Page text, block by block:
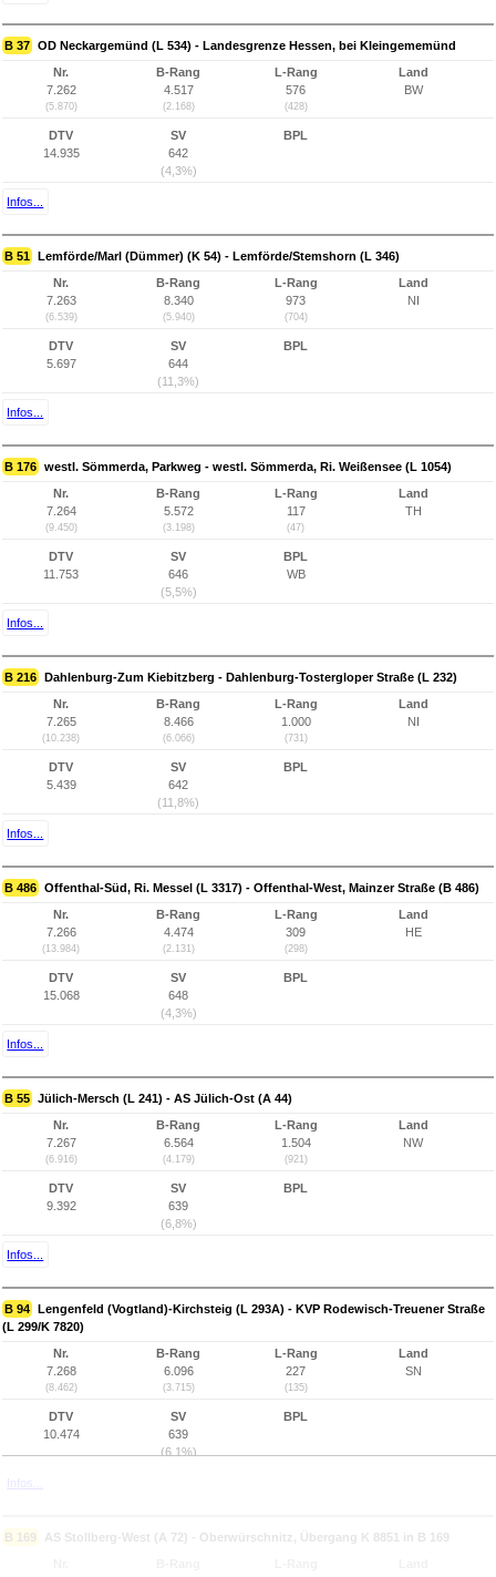
B 37 OD Neckargemünd (L 534) - Landesgrenze Hessen, bei Kleingememünd
Nr.
7.262
(5.870)
B-Rang
4.517
(2.168)
L-Rang
576
(428)
Land
BW
DTV
14.935
SV
642
(4,3%)
BPL
Infos...
B 51 Lemförde/Marl (Dümmer) (K 54) - Lemförde/Stemshorn (L 346)
Nr.
7.263
(6.539)
B-Rang
8.340
(5.940)
L-Rang
973
(704)
Land
NI
DTV
5.697
SV
644
(11,3%)
BPL
Infos...
B 176 westl. Sömmerda, Parkweg - westl. Sömmerda, Ri. Weißensee (L 1054)
Nr.
7.264
(9.450)
B-Rang
5.572
(3.198)
L-Rang
117
(47)
Land
TH
DTV
11.753
SV
646
(5,5%)
BPL
WB
Infos...
B 216 Dahlenburg-Zum Kiebitzberg - Dahlenburg-Tostergloper Straße (L 232)
Nr.
7.265
(10.238)
B-Rang
8.466
(6.066)
L-Rang
1.000
(731)
Land
NI
DTV
5.439
SV
642
(11,8%)
BPL
Infos...
B 486 Offenthal-Süd, Ri. Messel (L 3317) - Offenthal-West, Mainzer Straße (B 486)
Nr.
7.266
(13.984)
B-Rang
4.474
(2.131)
L-Rang
309
(298)
Land
HE
DTV
15.068
SV
648
(4,3%)
BPL
Infos...
B 55 Jülich-Mersch (L 241) - AS Jülich-Ost (A 44)
Nr.
7.267
(6.916)
B-Rang
6.564
(4.179)
L-Rang
1.504
(921)
Land
NW
DTV
9.392
SV
639
(6,8%)
BPL
Infos...
B 94 Lengenfeld (Vogtland)-Kirchsteig (L 293A) - KVP Rodewisch-Treuener Straße
(L 299/K 7820)
Nr.
7.268
(8.462)
B-Rang
6.096
(3.715)
L-Rang
227
(135)
Land
SN
DTV
10.474
SV
639
(6,1%)
BPL
Infos...
B 169 AS Stollberg-West (A 72) - Oberwürschnitz, Übergang K 8851 in B 169